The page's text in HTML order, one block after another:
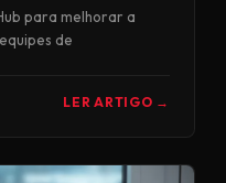
para melhorar a
de
LER ARTIGO →